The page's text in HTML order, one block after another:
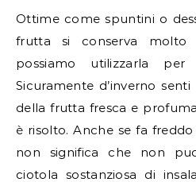
Ottime come spuntini o
frutta si conserva
possiamo utilizzarla
Sicuramente d’inverno
della frutta fresca e
è risolto. Anche se fa
non significa che non
ciotola sostanziosa di